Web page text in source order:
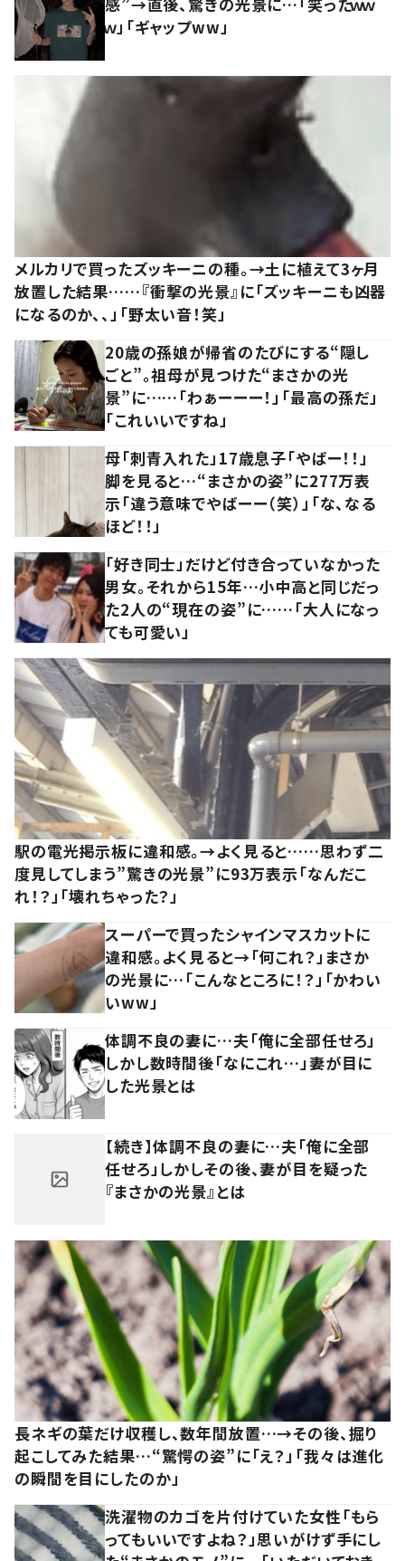
ｗ」「ギャップww」
メルカリで買ったズッキーニの種。→土に植えて3ヶ月
放置した結果……『衝撃の光景』に「ズッキーニも凶器
になるのか、、」「野太い音！笑」
20歳の孫娘が帰省のたびにする“隠し
ごと”。祖母が見つけた“まさかの光
景”に……「わぁーーー！」「最高の孫だ」
「これいいですね」
母「刺青入れた」17歳息子「やばー！！」
脚を見ると…“まさかの姿”に277万表
示「違う意味でやばーー（笑）」「な、なる
ほど！！」
「好き同士」だけど付き合っていなかった
男女。それから15年…小中高と同じだっ
た2人の“現在の姿”に……「大人になっ
ても可愛い」
駅の電光掲示板に違和感。→よく見ると……思わず二
度見してしまう”驚きの光景”に93万表示「なんだこ
れ！？」「壊れちゃった？」
スーパーで買ったシャインマスカットに
違和感。よく見ると→「何これ？」まさか
の光景に…「こんなところに！？」「かわい
いww」
体調不良の妻に…夫「俺に全部任せろ」
しかし数時間後「なにこれ…」妻が目に
した光景とは
【続き】体調不良の妻に…夫「俺に全部
任せろ」しかしその後、妻が目を疑った
『まさかの光景』とは
長ネギの葉だけ収穫し、数年間放置…→その後、掘り
起こしてみた結果…“驚愕の姿”に「え？」「我々は進化
の瞬間を目にしたのか」
洗濯物のカゴを片付けていた女性「もら
ってもいいですよね？」思いがけず手にし